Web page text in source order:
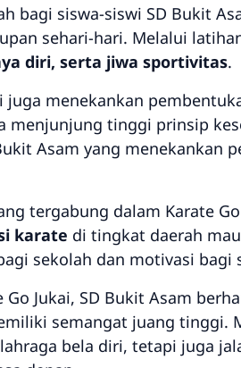
bagi siswa-siswi SD Bukit
sehari-hari. Melalui
diri, serta jiwa sportivitas.
menekankan
menjunjung tinggi prinsip
Asam yang menekankan
tergabung dalam Karate
karate di tingkat daerah
sekolah dan motivasi bagi
Go Jukai, SD Bukit Asam
semangat juang tinggi.
bela diri, tetapi juga